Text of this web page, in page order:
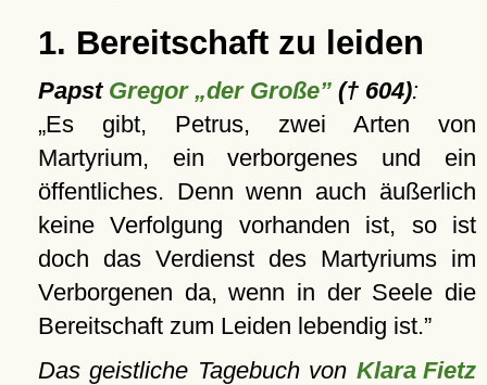
1. Bereitschaft zu leiden
Papst Gregor „der Große”(† 604):
Es gibt, Petrus, zwei Arten von
Martyrium, ein verborgenes und ein
öffentliches. Denn wenn auch äußerlich
keine Verfolgung vorhanden ist, so ist
doch das Verdienst des Martyriums im
Verborgenen da, wenn in der Seele die
Bereitschaft zum Leiden lebendig ist.
Das geistliche Tagebuch von Klara Fietz